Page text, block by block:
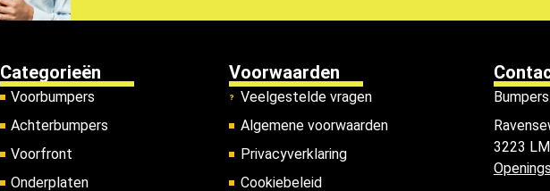
Categorieën
Voorbumpers
Achterbumpers
Voorfront
Onderplaten
Voorwaarden
Veelgestelde vragen
Algemene voorwaarden
Privacyverklaring
Cookiebeleid
3223